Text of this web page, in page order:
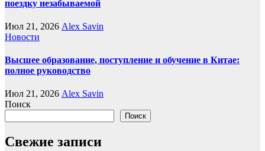
поездку незабываемой
Июл 21, 2026 Alex Savin
Новости
Высшее образование, поступление и обучение в Китае:
полное руководство
Июл 21, 2026 Alex Savin
Поиск
Поиск
Свежие записи